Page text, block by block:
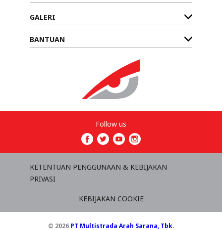
GALERI
BANTUAN
Follow us
KETENTUAN PENGGUNAAN & KEBIJAKAN
PRIVASI
KEBIJAKAN COOKIE
© 2026 PT Multistrada Arah Sarana, Tbk.